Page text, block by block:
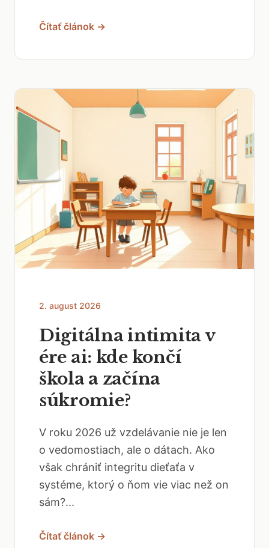
Čítať článok →
2. august 2026
Digitálna intimita v
ére ai: kde končí
škola a začína
súkromie?
V roku 2026 už vzdelávanie nie je len
o vedomostiach, ale o dátach. Ako
však chrániť integritu dieťaťa v
systéme, ktorý o ňom vie viac než on
sám?...
Čítať článok →